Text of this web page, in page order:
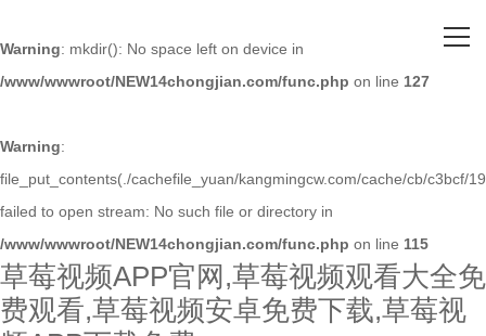
Warning: mkdir(): No space left on device in
/www/wwwroot/NEW14chongjian.com/func.php on line 127
Warning:
file_put_contents(./cachefile_yuan/kangmingcw.com/cache/cb/c3bcf/
failed to open stream: No such file or directory in
/www/wwwroot/NEW14chongjian.com/func.php on line 115
草莓视频APP官网,草莓视频观看大全免
费观看,草莓视频安卓免费下载,草莓视
关于草莓视频APP官网
主营产品
人才招聘
新闻资讯